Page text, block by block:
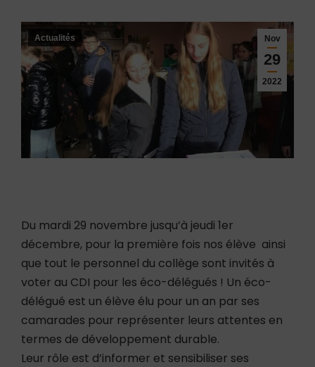
Nov
29
2022
Actualités
Du mardi 29 novembre jusqu’à jeudi 1er
décembre, pour la première fois nos élève ainsi
que tout le personnel du collège sont invités à
voter au CDI pour les éco-délégués ! Un éco-
délégué est un élève élu pour un an par ses
camarades pour représenter leurs attentes en
termes de développement durable.
Leur rôle est d’informer et sensibiliser ses